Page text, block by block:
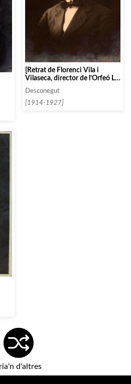
[Retrat de Florenci Vila i
Vilaseca, director de l’Orfeó La
Formiga de Castellbell]
Desconegut
[1914-1927]
d'altres